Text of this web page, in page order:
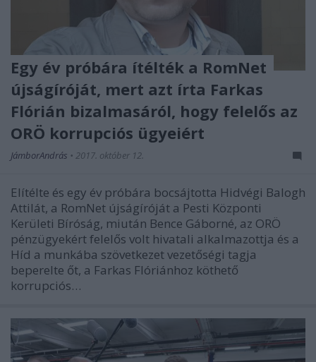
Egy év próbára ítélték a RomNet
újságíróját, mert azt írta Farkas
Flórián bizalmasáról, hogy felelős az
ORÖ korrupciós ügyeiért
JámborAndrás • 2017. október 12.
Elítélte és egy év próbára bocsájtotta Hidvégi Balogh
Attilát, a RomNet újságíróját a Pesti Központi
Kerületi Bíróság, miután Bence Gáborné, az ORÖ
pénzügyekért felelős volt hivatali alkalmazottja és a
Híd a munkába szövetkezet vezetőségi tagja
beperelte őt, a Farkas Flóriánhoz köthető
korrupciós…